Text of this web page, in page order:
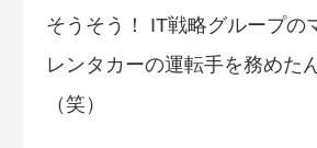
そうそう！ IT戦略グループの
レンタカーの運転手を務めた
（笑）